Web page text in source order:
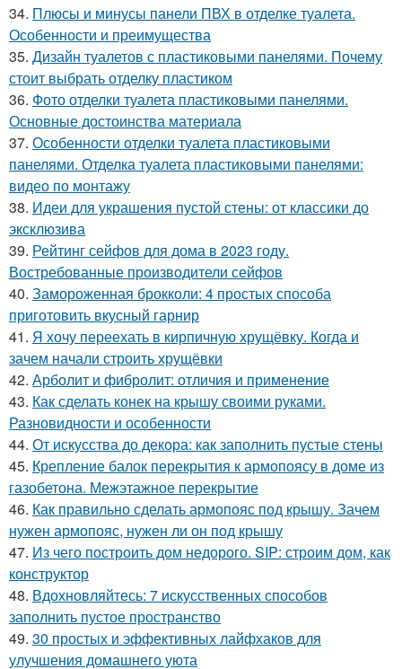
34. Плюсы и минусы панели ПВХ в отделке туалета.
Особенности и преимущества
35. Дизайн туалетов с пластиковыми панелями. Почему
стоит выбрать отделку пластиком
36. Фото отделки туалета пластиковыми панелями.
Основные достоинства материала
37. Особенности отделки туалета пластиковыми
панелями. Отделка туалета пластиковыми панелями:
видео по монтажу
38. Идеи для украшения пустой стены: от классики до
эксклюзива
39. Рейтинг сейфов для дома в 2023 году.
Востребованные производители сейфов
40. Замороженная брокколи: 4 простых способа
приготовить вкусный гарнир
41. Я хочу переехать в кирпичную хрущёвку. Когда и
зачем начали строить хрущёвки
42. Арболит и фибролит: отличия и применение
43. Как сделать конек на крышу своими руками.
Разновидности и особенности
44. От искусства до декора: как заполнить пустые стены
45. Крепление балок перекрытия к армопоясу в доме из
газобетона. Межэтажное перекрытие
46. Как правильно сделать армопояс под крышу. Зачем
нужен армопояс, нужен ли он под крышу
47. Из чего построить дом недорого. SIP: строим дом, как
конструктор
48. Вдохновляйтесь: 7 искусственных способов
заполнить пустое пространство
49. 30 простых и эффективных лайфхаков для
улучшения домашнего уюта